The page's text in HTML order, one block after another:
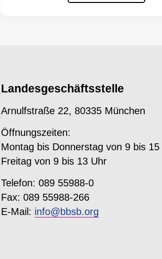
Landesgeschäftsstelle
Arnulfstraße 22, 80335 München
Öffnungszeiten:
Montag bis Donnerstag von 9 bis 15
Freitag von 9 bis 13 Uhr
Telefon: 089 55988-0
Fax: 089 55988-266
E-Mail: info@bbsb.org